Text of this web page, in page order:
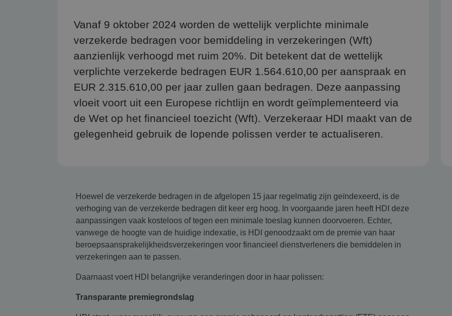
Vanaf 9 oktober 2024 worden de wettelijk verplichte minimale
verzekerde bedragen voor bemiddeling in verzekeringen (Wft)
aanzienlijk verhoogd met ruim 20%. Dit betekent dat de wettelijk
verplichte verzekerde bedragen EUR 1.564.610,00 per aanspraak en
EUR 2.315.610,00 per jaar zullen gaan bedragen. Deze aanpassing
vloeit voort uit een Europese richtlijn en wordt geïmplementeerd via
de Wet op het financieel toezicht (Wft). Verzekeraar HDI maakt van de
gelegenheid gebruik de lopende polissen verder te actualiseren.
Hoewel de verzekerde bedragen in de afgelopen 15 jaar regelmatig zijn geïndexeerd, is de
verhoging van de verzekerde bedragen dit keer erg hoog. In voorgaande jaren heeft HDI deze
aanpassingen vaak kosteloos of tegen een minimale toeslag kunnen doorvoeren. Echter,
vanwege de hoogte van de huidige indexatie, is HDI genoodzaakt om de premie van haar
beroepsaansprakelijkheidsverzekeringen voor financieel dienstverleners die bemiddelen in
verzekeringen aan te passen.
Daarnaast voert HDI belangrijke veranderingen door in haar polissen:
Transparante premiegrondslag